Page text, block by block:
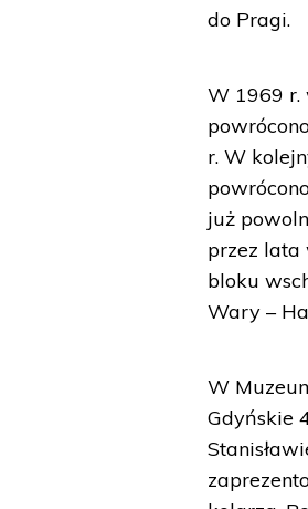
do Pragi.
W 1969 r.
r. W
już
przez lata
bloku
Wary –
W
Gdyńskie